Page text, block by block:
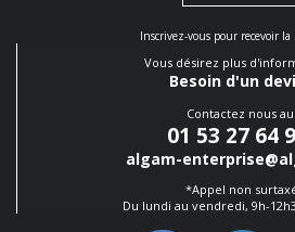
Inscrivez-vous pour recevoir
Vous désirez plus
Besoin d'un
Contactez nous au
01 53 27 64
algam-
*Appel non
Du lundi au vendredi, 9h-